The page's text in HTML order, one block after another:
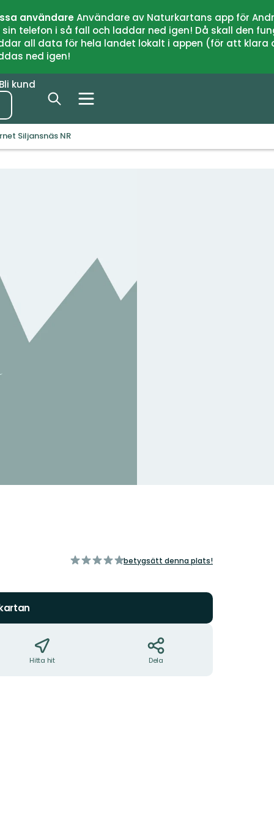
användareAnvändare av Naturkartans app för
telefon i så fall och laddar ned igen! Då skall den
all data för hela landet lokalt i appen (för att
ned igen!
Bli kund
Siljansnäs NR
av
betygsätt denna plats!
Hitta hit Dela